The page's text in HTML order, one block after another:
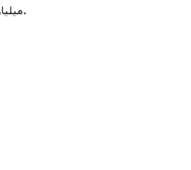
میلیارد تومان سرقت شد که رقم قابل توجهی است.